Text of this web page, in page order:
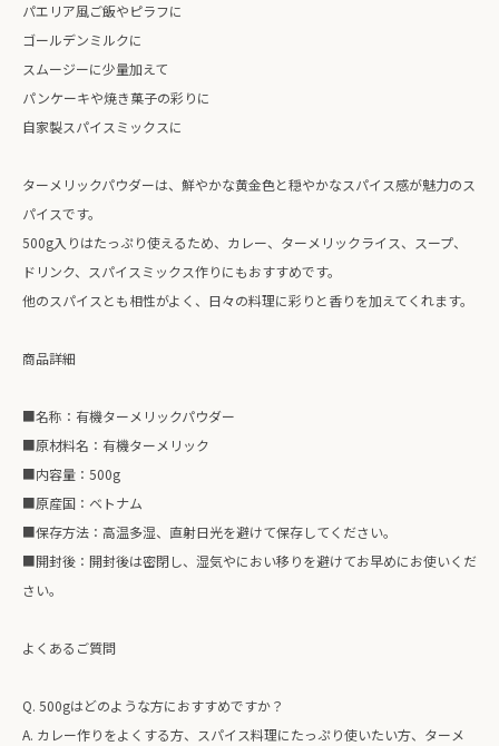
パエリア風ご飯やピラフに
ゴールデンミルクに
スムージーに少量加えて
パンケーキや焼き菓子の彩りに
自家製スパイスミックスに
ターメリックパウダーは、鮮やかな黄金色と穏やかなスパイス感が魅力のス
パイスです。
500g入りはたっぷり使えるため、カレー、ターメリックライス、スープ、
ドリンク、スパイスミックス作りにもおすすめです。
他のスパイスとも相性がよく、日々の料理に彩りと香りを加えてくれます。
商品詳細
■名称：有機ターメリックパウダー
■原材料名：有機ターメリック
■内容量：500g
■原産国：ベトナム
■保存方法：高温多湿、直射日光を避けて保存してください。
■開封後：開封後は密閉し、湿気やにおい移りを避けてお早めにお使いくだ
さい。
よくあるご質問
Q. 500gはどのような方におすすめですか？
A. カレー作りをよくする方、スパイス料理にたっぷり使いたい方、ターメ